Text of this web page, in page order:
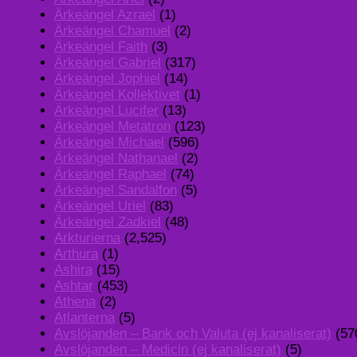
Ärkeängel Azrael (1)
Ärkeängel Chamuel (2)
Ärkeängel Faith (3)
Ärkeängel Gabriel (317)
Ärkeängel Jophiel (14)
Ärkeängel Kollektivet (1)
Ärkeängel Lucifer (13)
Ärkeängel Metatron (123)
Ärkeängel Michael (596)
Ärkeängel Nathanael (2)
Ärkeängel Raphael (74)
Ärkeängel Sandalfon (5)
Ärkeängel Uriel (83)
Ärkeängel Zadkiel (48)
Arkturierna (2,525)
Arthura (1)
Ashira (15)
Ashtar (453)
Athena (2)
Atlanterna (5)
Avslöjanden – Bank och Valuta (ej kanaliserat)
Avslöjanden – Medicin (ej kanaliserat) (5)